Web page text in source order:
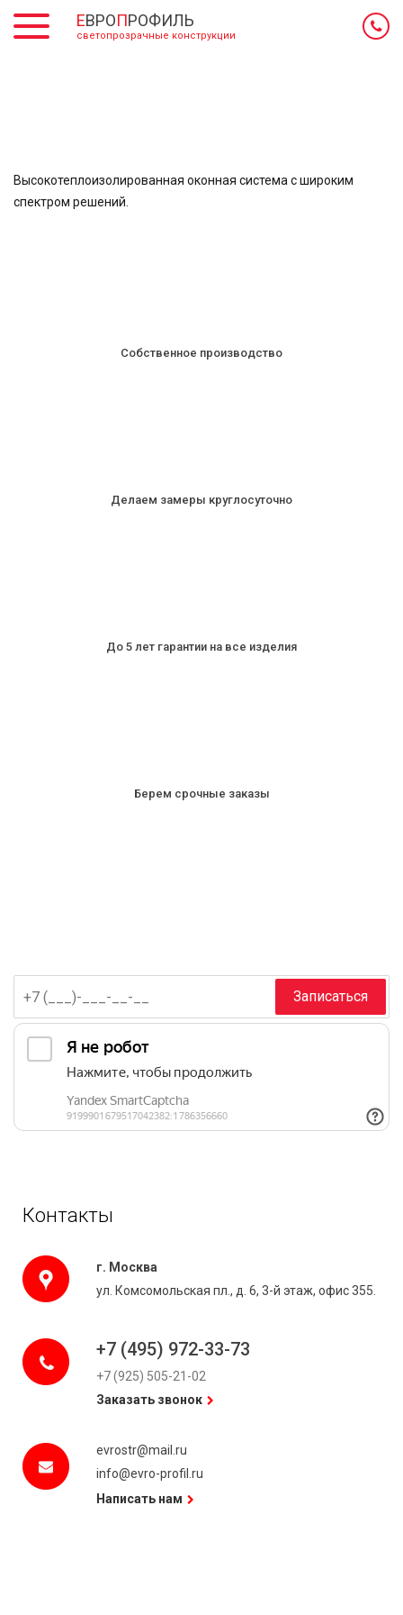
ЕВРОПРОФИЛЬ
светопрозрачные конструкции
Высокотеплоизолированная оконная система с широким
спектром решений.
Собственное производство
Делаем замеры круглосуточно
До 5 лет гарантии на все изделия
Берем срочные заказы
Записаться
Контакты
г. Москва
ул. Комсомольская пл., д. 6, 3-й этаж, офис 355.
+7 (495) 972-33-73
+7 (925) 505-21-02
Заказать звонок
evrostr@mail.ru
info@evro-profil.ru
Написать нам